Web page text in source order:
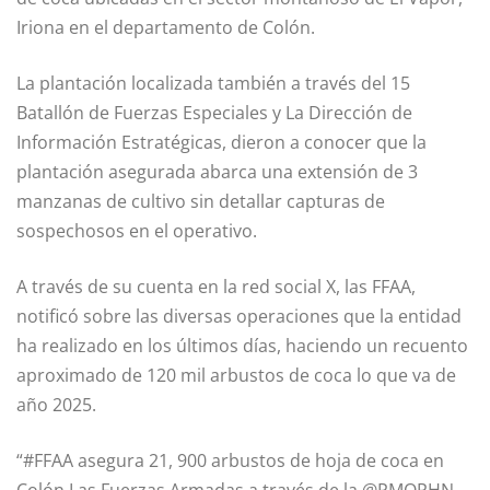
Iriona en el departamento de Colón.
La plantación localizada también a través del 15
Batallón de Fuerzas Especiales y La Dirección de
Información Estratégicas, dieron a conocer que la
plantación asegurada abarca una extensión de 3
manzanas de cultivo sin detallar capturas de
sospechosos en el operativo.
A través de su cuenta en la red social X, las FFAA,
notificó sobre las diversas operaciones que la entidad
ha realizado en los últimos días, haciendo un recuento
aproximado de 120 mil arbustos de coca lo que va de
año 2025.
“#FFAA asegura 21, 900 arbustos de hoja de coca en